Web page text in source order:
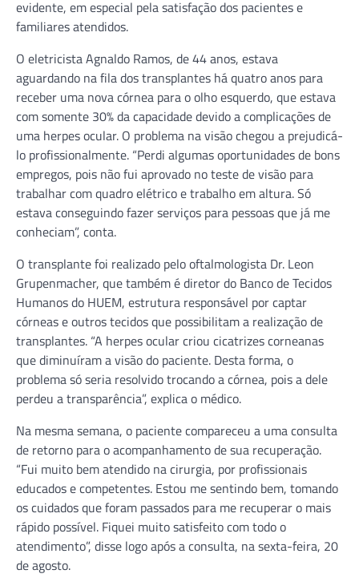
evidente, em especial pela satisfação dos pacientes e
familiares atendidos.
O eletricista Agnaldo Ramos, de 44 anos, estava
aguardando na fila dos transplantes há quatro anos para
receber uma nova córnea para o olho esquerdo, que estava
com somente 30% da capacidade devido a complicações de
uma herpes ocular. O problema na visão chegou a prejudicá-
lo profissionalmente. “Perdi algumas oportunidades de bons
empregos, pois não fui aprovado no teste de visão para
trabalhar com quadro elétrico e trabalho em altura. Só
estava conseguindo fazer serviços para pessoas que já me
conheciam”, conta.
O transplante foi realizado pelo oftalmologista Dr. Leon
Grupenmacher, que também é diretor do Banco de Tecidos
Humanos do HUEM, estrutura responsável por captar
córneas e outros tecidos que possibilitam a realização de
transplantes. “A herpes ocular criou cicatrizes corneanas
que diminuíram a visão do paciente. Desta forma, o
problema só seria resolvido trocando a córnea, pois a dele
perdeu a transparência”, explica o médico.
Na mesma semana, o paciente compareceu a uma consulta
de retorno para o acompanhamento de sua recuperação.
“Fui muito bem atendido na cirurgia, por profissionais
educados e competentes. Estou me sentindo bem, tomando
os cuidados que foram passados para me recuperar o mais
rápido possível. Fiquei muito satisfeito com todo o
atendimento”, disse logo após a consulta, na sexta-feira, 20
de agosto.